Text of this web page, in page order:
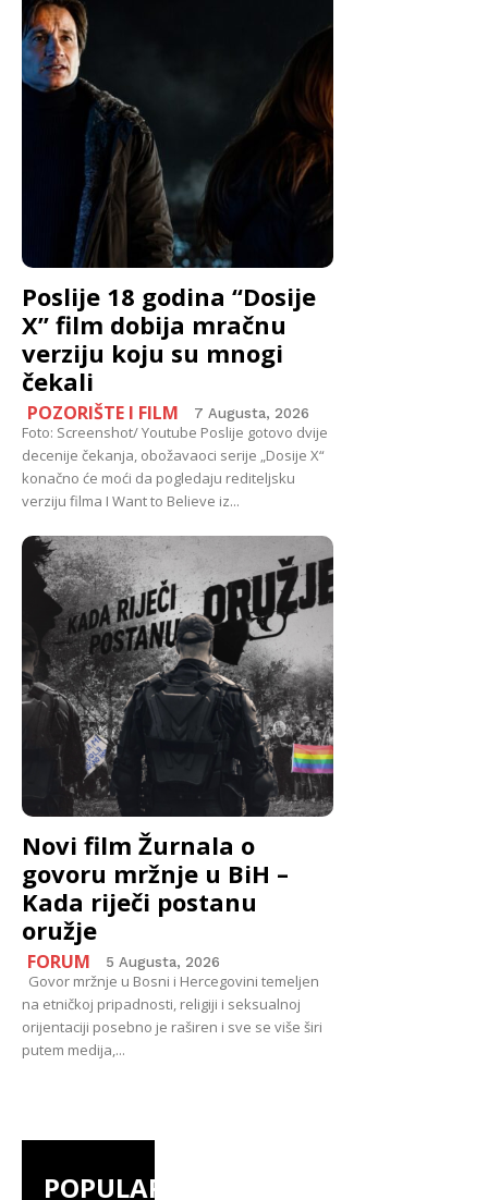
Poslije 18 godina “Dosije
X” film dobija mračnu
verziju koju su mnogi
čekali
POZORIŠTE I FILM 7 Augusta, 2026
Foto: Screenshot/ Youtube Poslije gotovo dvije
decenije čekanja, obožavaoci serije „Dosije X“
konačno će moći da pogledaju rediteljsku
verziju filma I Want to Believe iz...
Novi film Žurnala o
govoru mržnje u BiH –
Kada riječi postanu
oružje
FORUM 5 Augusta, 2026
Govor mržnje u Bosni i Hercegovini temeljen
na etničkoj pripadnosti, religiji i seksualnoj
orijentaciji posebno je raširen i sve se više širi
putem medija,...
POPULAR